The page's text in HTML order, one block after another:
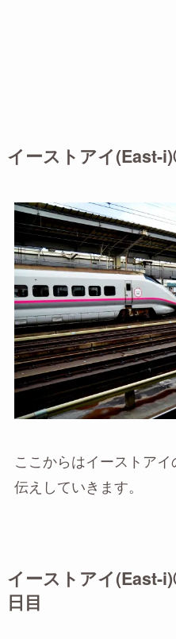
イーストアイ(East-
ここからはイーストア
伝えしていきます。
イーストアイ(East-
日目